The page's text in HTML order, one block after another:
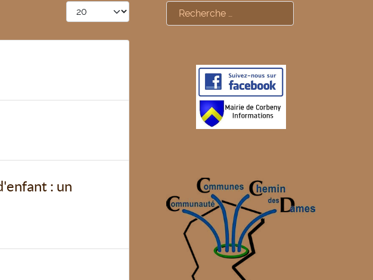
Afficher #
: un
Rechercher